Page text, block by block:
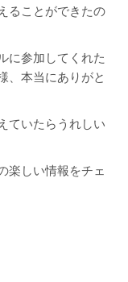
ることができたの
に参加してくれた
、本当にありがと
ていたらうれしい
楽しい情報をチェ